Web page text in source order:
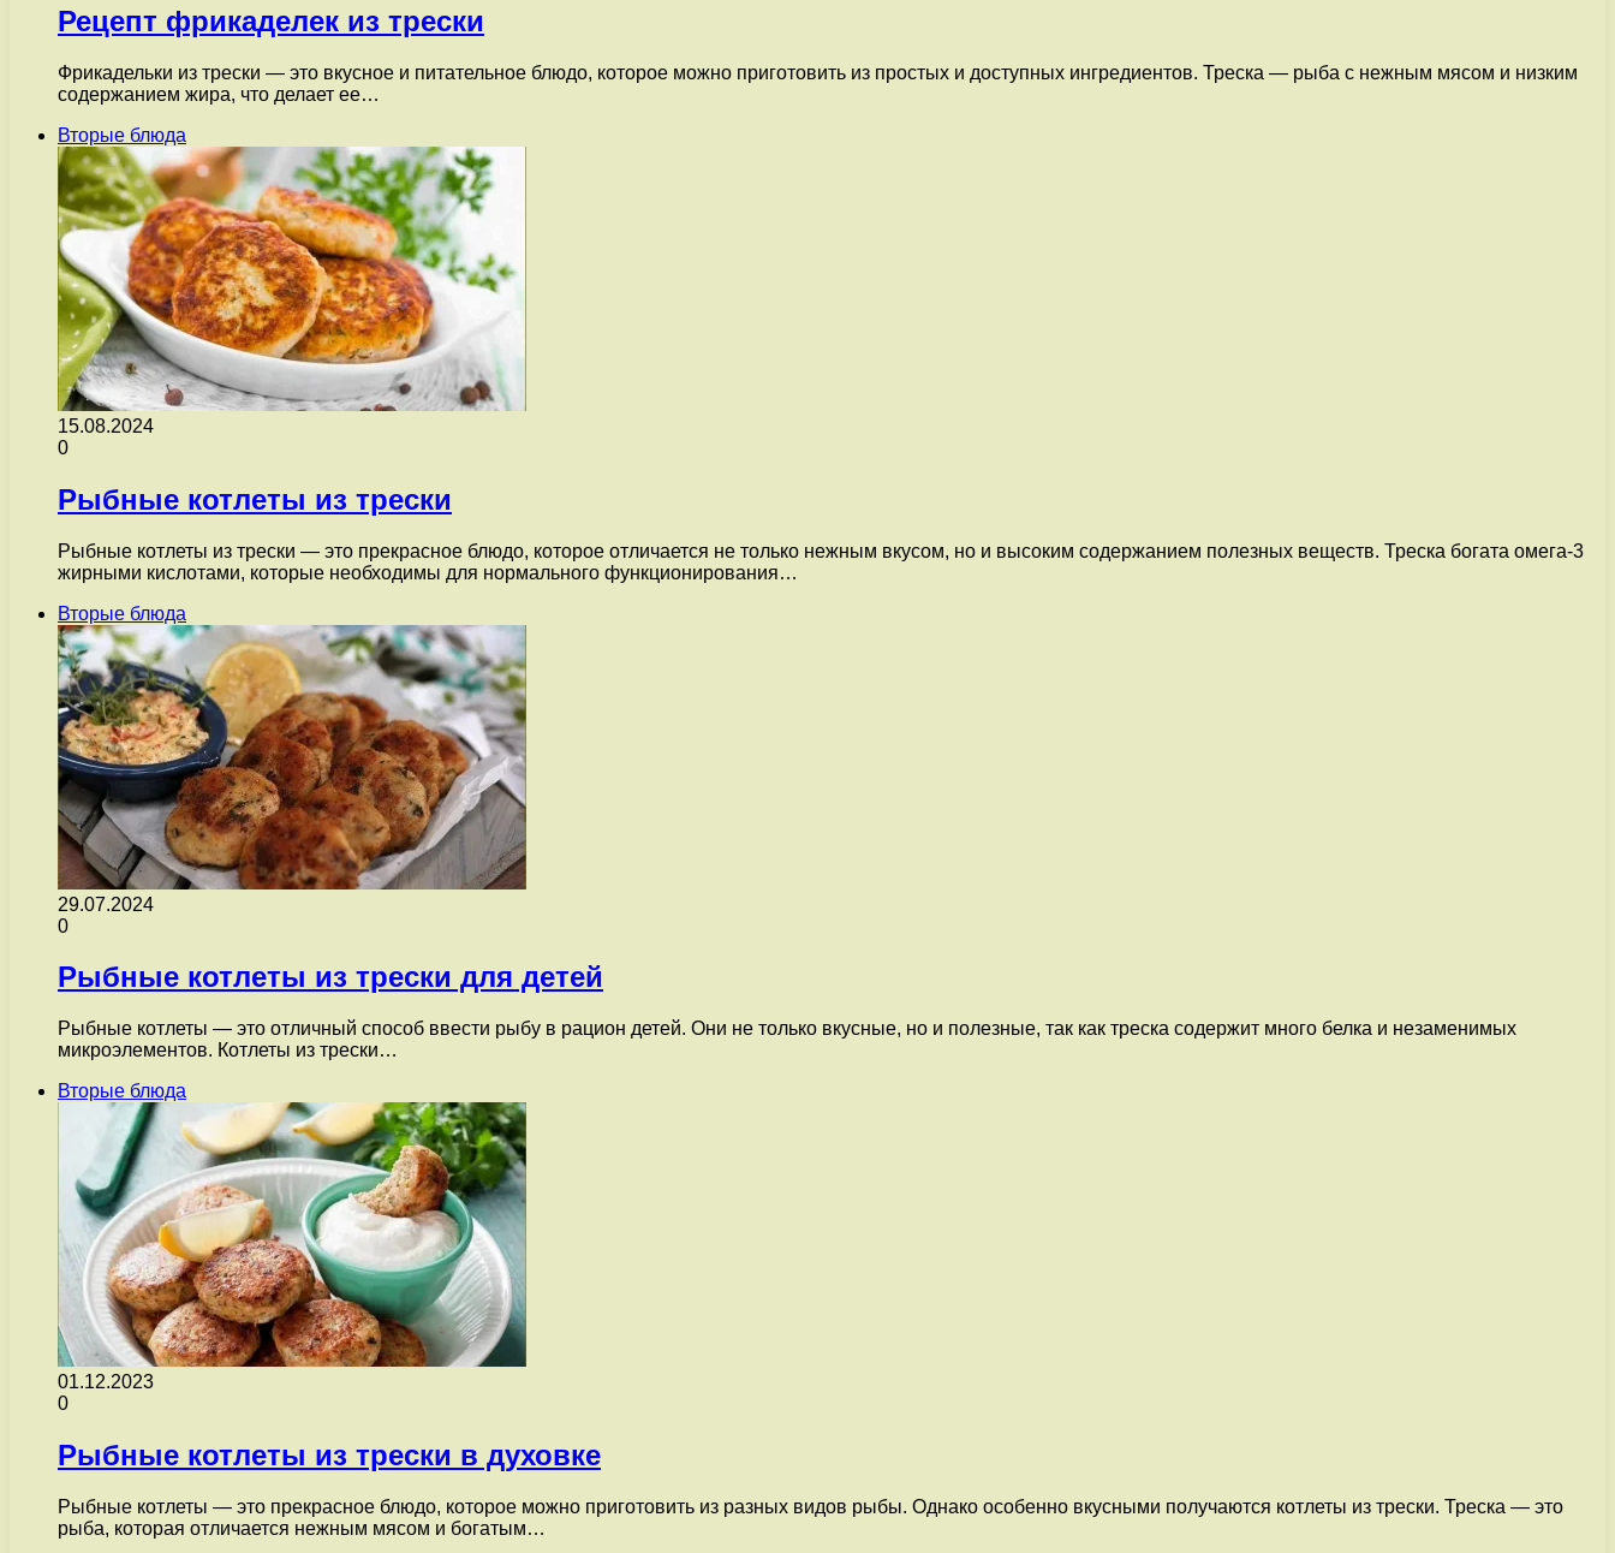
Рецепт фрикаделек из трески
Фрикадельки из трески — это вкусное и питательное блюдо, которое можно приготовить из простых и доступных ингредиентов. Треска — рыба с нежным мясом и низким
содержанием жира, что делает ее…
Вторые блюда
15.08.2024
0
Рыбные котлеты из трески
Рыбные котлеты из трески — это прекрасное блюдо, которое отличается не только нежным вкусом, но и высоким содержанием полезных веществ. Треска богата омега-3
жирными кислотами, которые необходимы для нормального функционирования…
Вторые блюда
29.07.2024
0
Рыбные котлеты из трески для детей
Рыбные котлеты — это отличный способ ввести рыбу в рацион детей. Они не только вкусные, но и полезные, так как треска содержит много белка и незаменимых
микроэлементов. Котлеты из трески…
Вторые блюда
01.12.2023
0
Рыбные котлеты из трески в духовке
Рыбные котлеты — это прекрасное блюдо, которое можно приготовить из разных видов рыбы. Однако особенно вкусными получаются котлеты из трески. Треска — это
рыба, которая отличается нежным мясом и богатым…